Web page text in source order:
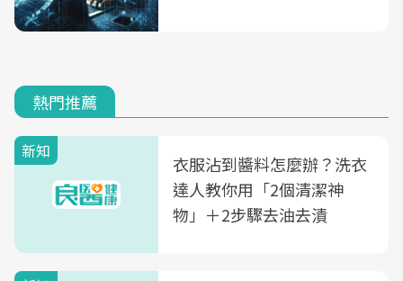
熱門推薦
新知
衣服沾到醬料怎麼辦？洗衣
達人教你用「2個清潔神
物」＋2步驟去油去漬